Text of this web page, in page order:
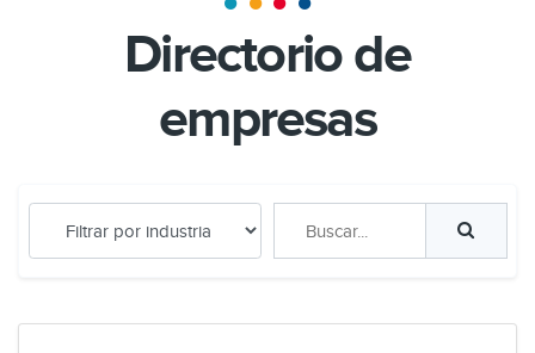
Directorio de
empresas